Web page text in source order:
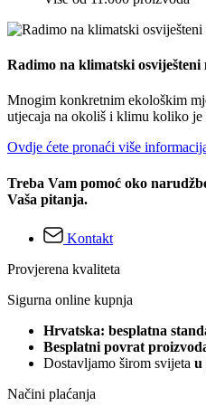
Radimo na klimatski osviješteni
Mnogim konkretnim ekološkim
utjecaja na okoliš i klimu koliko je
Ovdje ćete pronaći više
Treba Vam pomoć oko
Vaša pitanja.
Kontakt
Provjerena kvaliteta
Sigurna online kupnja
Hrvatska: besplatna
Besplatni povrat
Dostavljamo širom svijeta u
Načini plaćanja